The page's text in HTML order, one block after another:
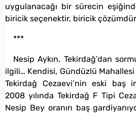
uygulanacağı bir sürecin
biricik seçenektir, biricik
***
Nesip Aykın, Tekirdağ’dan
ilgili… Kendisi, Gündüzlü Mahallesi
Tekirdağ Cezaevi’nin eski baş
2008 yılında Tekirdağ F Tipi
Nesip Bey oranın baş